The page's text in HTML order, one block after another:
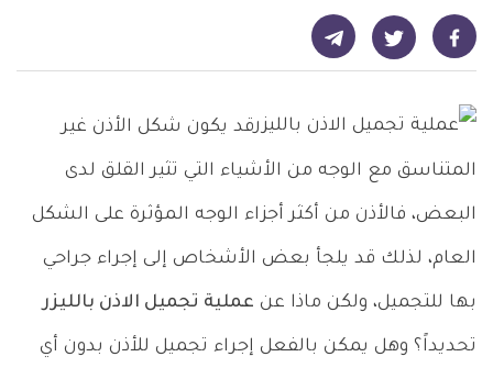
شارك على فيسبوك - ديلي ميديكال انفو شارك على تويتر - ديلي ميديكال انفو شارك على تيليجرام - ديلي ميديكال انفو
قد يكون شكل الأذن غير
المتناسق مع الوجه من الأشياء التي تثير القلق لدى
البعض، فالأذن من أكثر أجزاء الوجه المؤثرة على الشكل
العام، لذلك قد يلجأ بعض الأشخاص إلى إجراء جراحي
بها للتجميل، ولكن ماذا عن عملية تجميل الاذن بالليزر
تحديداً؟ وهل يمكن بالفعل إجراء تجميل للأذن بدون أي